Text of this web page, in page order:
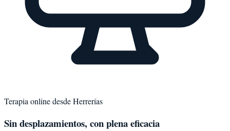
Terapia online desdeHerrerías
Sin desplazamientos, con plena eficacia